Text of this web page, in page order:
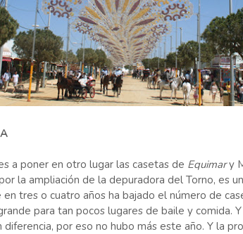
a poner en otro lugar las casetas de Equimary
la ampliación de la depuradora del Torno, es
tres o cuatro años ha bajado el número de
para tan pocos lugares de baile y comida.
diferencia, por eso no hubo más este año. Y la